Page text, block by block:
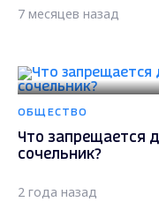
7 месяцев назад
ОБЩЕСТВО
Что запрещается
сочельник?
2 года назад